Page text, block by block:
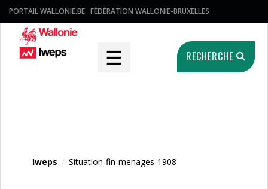
PORTAIL WALLONIE.BE FÉDÉRATION WALLONIE-BRUXELLES
☰ RECHERCHE
Iweps / Situation-fin-menages-1908